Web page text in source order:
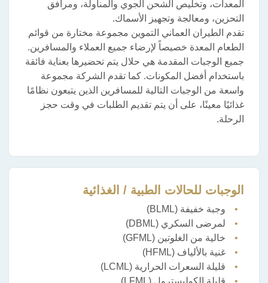
المعدات، وتخليص الشحن الجوي والمناولة، ومرافق
التحزين، ومعالجة وتجهيز الأسماك.
تقدم الطيران العماني التموين مجموعة مختارة من قوائم
الطعام المعدة خصيصاً لإرضاء جميع العملاء والمسافرين.
جميع الوجبات المقدمة هي حلال يتم تحضيرها بعناية فائقة
باستخدام أفضل المكونات. كما تقدم الشركة مجموعة
واسعة من الوجبات التالية للمسافرين الذين يتبعون نظامًا
غذائيًا معينًا، على أن يتم تقديم الطلبات في وقت حجز
الرحلة.
الوجبات للحالات الطبية / الغذائية
وجبة خفيفة (BLML)
لمرضى السكري (DBML)
خالية من الغلوتين (GFML)
غنية بالألياف (HFML)
قليلة السعرات الحرارية (LCML)
قليلة الكوليسترول (LFML)